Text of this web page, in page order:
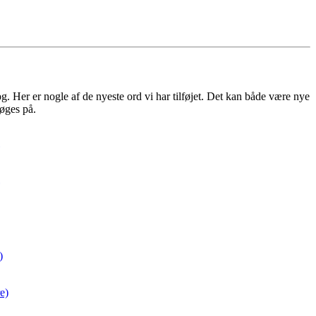
Her er nogle af de nyeste ord vi har tilføjet. Det kan både være nye
på.